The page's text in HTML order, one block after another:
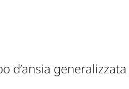
d’ansia generalizzata